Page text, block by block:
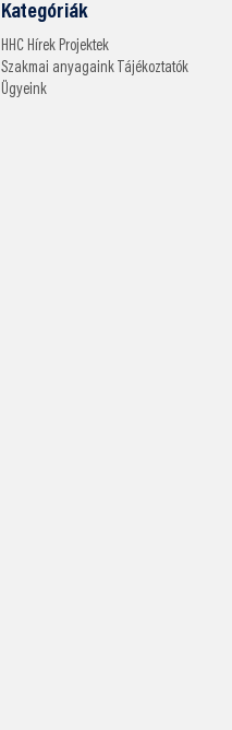
Kategóriák
HHC Hírek Projektek
Szakmai anyagaink
Tájékoztatók
Ügyeink